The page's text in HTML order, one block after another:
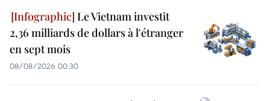
Le Vietnam investit
2,36 milliards de dollars à l'étranger
en sept mois
08/08/2026 00:30